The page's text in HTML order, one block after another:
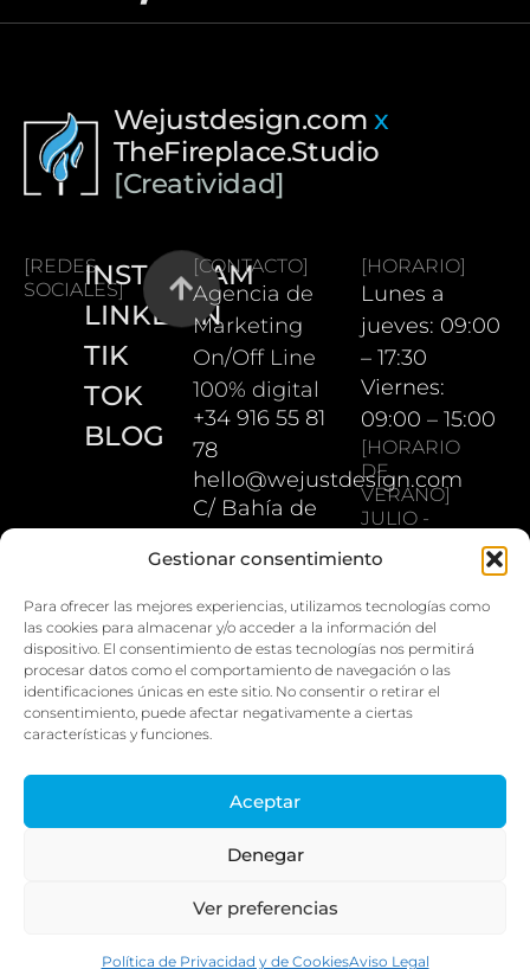
Gestionar consentimiento
Para ofrecer las mejores experiencias, utilizamos tecnologías como
las cookies para almacenar y/o acceder a la información del
dispositivo. El consentimiento de estas tecnologías nos permitirá
procesar datos como el comportamiento de navegación o las
identificaciones únicas en este sitio. No consentir o retirar el
consentimiento, puede afectar negativamente a ciertas
características y funciones.
Aceptar
Denegar
Ver preferencias
Política de Privacidad y de CookiesAviso Legal
Wejustdesign.com x
TheFireplace.Studio
[Creatividad]
[REDES
SOCIALES]INSTAGRAM
LINKEDIN
TIK
TOK
BLOG
[CONTACTO]
Agencia de
Marketing
On/Off Line
100% digital
+34 916 55 81
78
hello@wejustdesign.com
C/ Bahía de
28042
Madrid
[HORARIO]
Lunes a
jueves: 09:00
– 17:30
Viernes:
09:00 – 15:00
[HORARIO
DE
VERANO]
JULIO -
Lunes a
jueves: 08:00
– 16:30
Viernes:
08:00 – 14:00
[PAGO
Política de
privacidad y
cookies
términos de
uso